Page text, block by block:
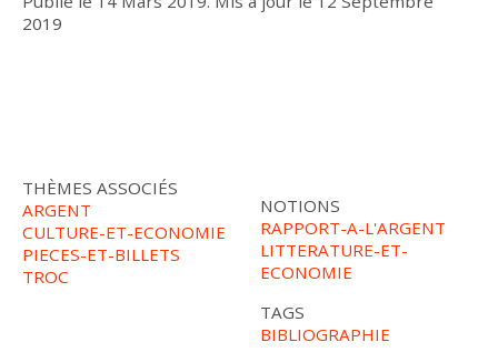
2019
THÈMES ASSOCIÉS
ARGENT
CULTURE-ET-ECONOMIE
PIECES-ET-BILLETS
TROC
NOTIONS
RAPPORT-A-L'ARGENT
LITTERATURE-ET-
ECONOMIE
TAGS
BIBLIOGRAPHIE